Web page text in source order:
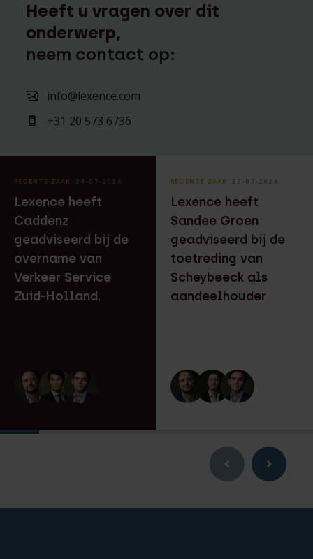
Heeft u vragen over dit
onderwerp,
neem contact op:
info@lexence.com
+31 20 573 6736
RECENTE ZAAK ⸱ 24-07-2026
Lexence heeft
Caddenz
geadviseerd bij de
overname van
Verkeer Service
Zuid-Holland.
RECENTE ZAAK ⸱ 22-07-2026
Lexence heeft
Sandee Groen
geadviseerd bij de
toetreding van
Scheybeeck als
aandeelhouder